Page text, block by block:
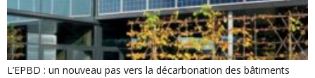
L’EPBD : un nouveau pas vers la décarbonation des bâtiments